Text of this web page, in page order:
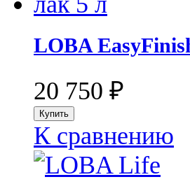
LOBA
20 750 ₽
К сравнению